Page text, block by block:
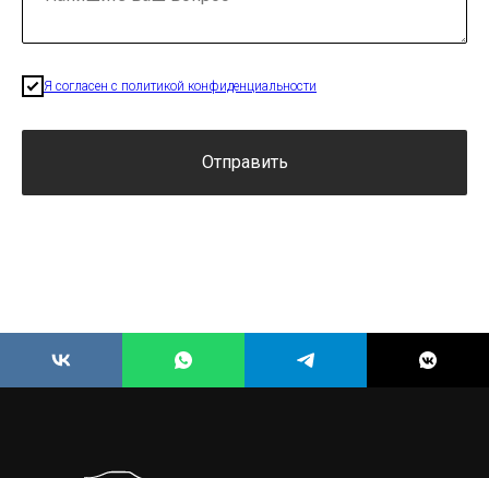
Я согласен с политикой конфиденциальности
Отправить